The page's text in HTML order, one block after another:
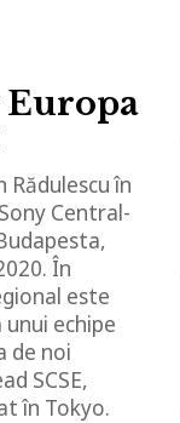
Europa
Rădulescu în
Central-
În
este
echipe
de noi
SCSE,
în Tokyo.